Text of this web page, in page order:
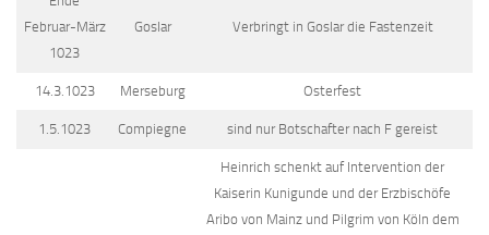
Februar-März
1023
Goslar Verbringt in Goslar die Fastenzeit
14.3.1023 Merseburg Osterfest
1.5.1023 Compiegne sind nur Botschafter nach F gereist
Heinrich schenkt auf Intervention der
Kaiserin Kunigunde und der Erzbischöfe
Aribo von Mainz und Pilgrim von Köln dem